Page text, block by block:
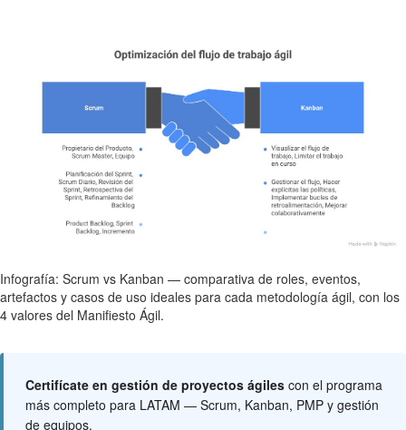
Infografía: Scrum vs Kanban — comparativa de roles, eventos,
artefactos y casos de uso ideales para cada metodología ágil, con los
4 valores del Manifiesto Ágil.
Certifícate en gestión de proyectos ágiles con el programa
más completo para LATAM — Scrum, Kanban, PMP y gestión
de equipos.